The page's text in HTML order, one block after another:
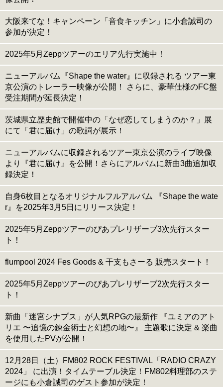
大阪来てな！キャンペーン「音食キッチン」に小倉誠司の
参加が決定！
2025年5月Zeppツアーのエリア先行実施中！
ニューアルバム『Shape the water』に収録される ツアー東
京公演のトレーラー映像が公開！ さらに、豪華仕様のFC盤
受注期間が延長決定！
茨城県立歴史館で開催中の「なぜ恋してしまうのか？」展
にて「君に届け」の歌詞が展示！
ニューアルバムに収録されるツアー東京公演のライブ映像
より『君に届け』を公開！さらにアルバムに新曲3曲追加収
録決定！
自身6枚目となるオリジナルフルアルバム 『Shape the wate
r』を2025年3月5日にリリース決定！
2025年5月Zeppツアーのぴあプレリザーブ3次先行スター
ト！
flumpool 2024 Fes Goods & 干支もさーる 販売スタート！
2025年5月Zeppツアーのぴあプレリザーブ2次先行スター
ト！
新曲「迷宮シナプス」が人気RPGの最新作 『ユミアのアト
リエ 〜追憶の錬金術士と幻想の地〜』 主題歌に決定 & 楽曲
を使用したPVが公開！
12月28日（土）FM802 ROCK FESTIVAL「RADIO CRAZY
2024」 に出演！タイムテーブル決定！FM802料理部のステ
ージにも小倉誠司のゲスト参加が決定！